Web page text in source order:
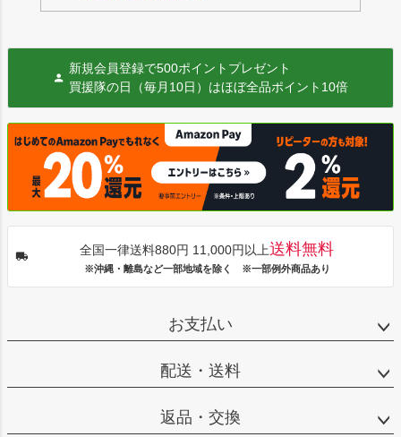
新規会員登録で500ポイントプレゼント
買援隊の日（毎月10日）はほぼ全品ポイント10倍
全国一律送料880円 11,000円以上送料無料
※沖縄・離島など一部地域を除く ※一部例外商品あり
お支払い
配送・送料
返品・交換